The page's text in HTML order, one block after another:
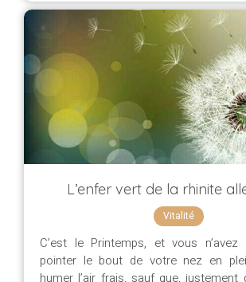
L’enfer vert de la rhinite
Vitalité
C’est le Printemps, et vous n’avez
pointer le bout de votre nez en
humer l’air frais, sauf que, justement